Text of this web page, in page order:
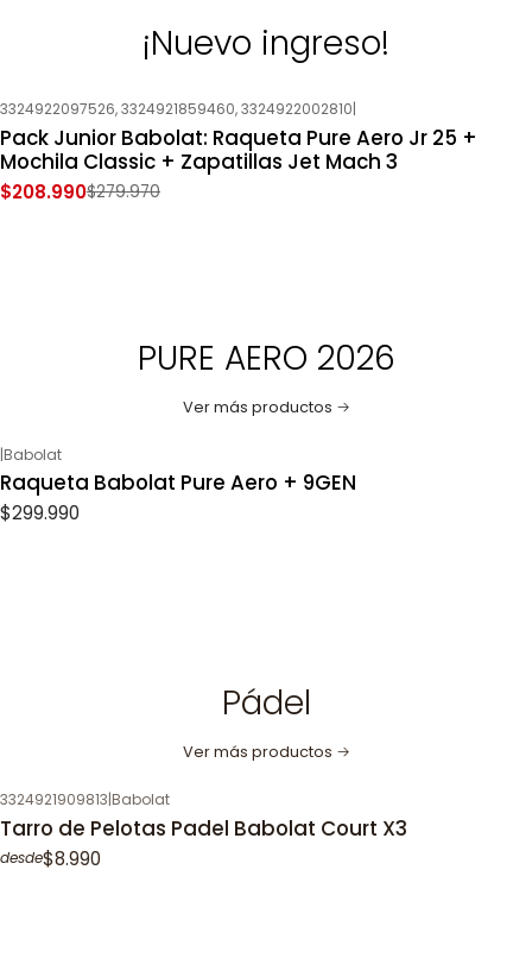
¡Nuevo ingreso!
-25% OFF
Nuevo
3324922097526, 3324921859460, 3324922002810|
Pack Junior Babolat: Raqueta Pure Aero Jr 25 +
Mochila Classic + Zapatillas Jet Mach 3
$208.990$279.970
PURE AERO 2026
Ver más productos
|Babolat
Raqueta Babolat Pure Aero + 9GEN
$299.990
Pádel
Ver más productos
3324921909813|Babolat
Tarro de Pelotas Padel Babolat Court X3
desde$8.990